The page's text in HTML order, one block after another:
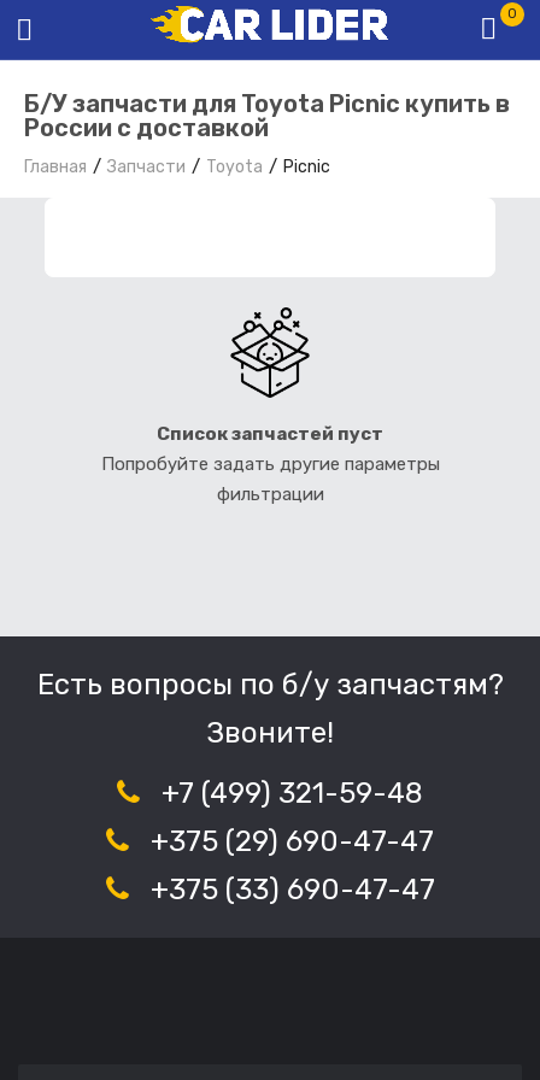
0
Б/У запчасти для Toyota Picnic купить в
России с доставкой
Главная Запчасти Toyota Picnic
Список запчастей пуст
Попробуйте задать другие параметры
фильтрации
Есть вопросы по б/у запчастям?
Звоните!
+7 (499) 321-59-48
+375 (29) 690-47-47
+375 (33) 690-47-47